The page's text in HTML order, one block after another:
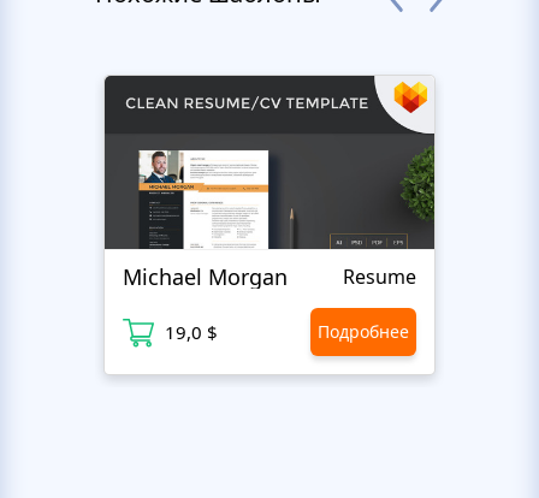
Michael Morgan Resume
19,0 $ Подробнее